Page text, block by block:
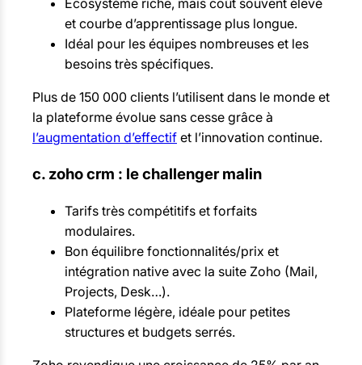
et courbe d’apprentissage plus longue.
Idéal pour les équipes nombreuses et les
besoins très spécifiques.
Plus de 150 000 clients l’utilisent dans le monde et
la plateforme évolue sans cesse grâce à
l’augmentation d’effectif et l’innovation continue.
c. zoho crm : le challenger malin
Tarifs très compétitifs et forfaits
modulaires.
Bon équilibre fonctionnalités/prix et
intégration native avec la suite Zoho (Mail,
Projects, Desk…).
Plateforme légère, idéale pour petites
structures et budgets serrés.